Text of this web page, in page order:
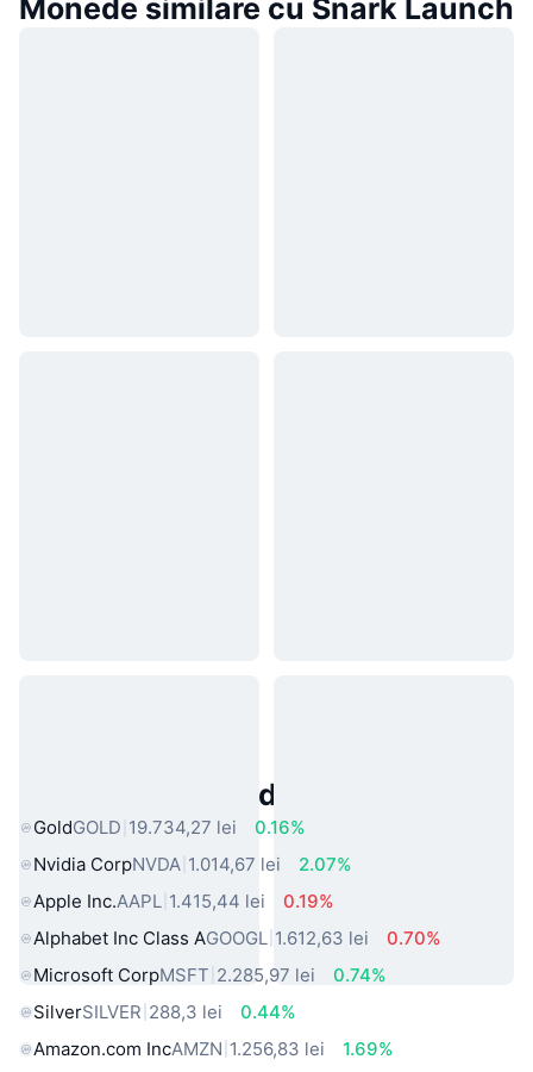
Monede similare cu Snark Launch
Active Populare din Lumea Reală
GoldGOLD 19.734,27 lei
0.16%
Nvidia CorpNVDA 1.014,67 lei
2.07%
Apple Inc.AAPL 1.415,44 lei
0.19%
Alphabet Inc Class AGOOGL 1.612,63 lei
0.70%
Microsoft CorpMSFT 2.285,97 lei
0.74%
SilverSILVER 288,3 lei
0.44%
Amazon.com IncAMZN 1.256,83 lei
1.69%